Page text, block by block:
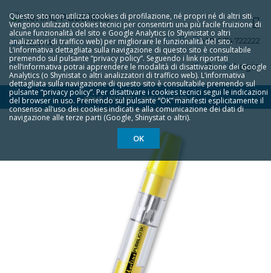
Questo sito non utilizza cookies di profilazione, né propri né di altri siti.
Vengono utilizzati cookies tecnici per consentirti una più facile fruizione di
alcune funzionalità del sito e Google Analytics (o Shyinistat o altri
analizzatori di traffico web) per migliorare le funzionalità del sito.
L‘informativa dettagliata sulla navigazione di questo sito è consultabile
premendo sul pulsante “privacy policy”. Seguendo i link riportati
nell‘informativa potrai apprendere le modalità di disattivazione dei Google
Analytics (o Shynistat o altri analizzatori di traffico web). L‘informativa
dettagliata sulla navigazione di questo sito è consultabile premendo sul
pulsante “privacy policy”. Per disattivare i cookies tecnici segui le indicazioni
del browser in uso. Premendo sul pulsante “OK” manifesti esplicitamente il
consenso all‘uso dei cookies indicati e alla comunicazione dei dati di
navigazione alle terze parti (Google, Shinystat o altri).
OK
IT EN FR +39 0174 722222
Login
0
HOME OUTLET OUTLET 6930